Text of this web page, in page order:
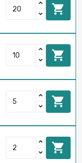



